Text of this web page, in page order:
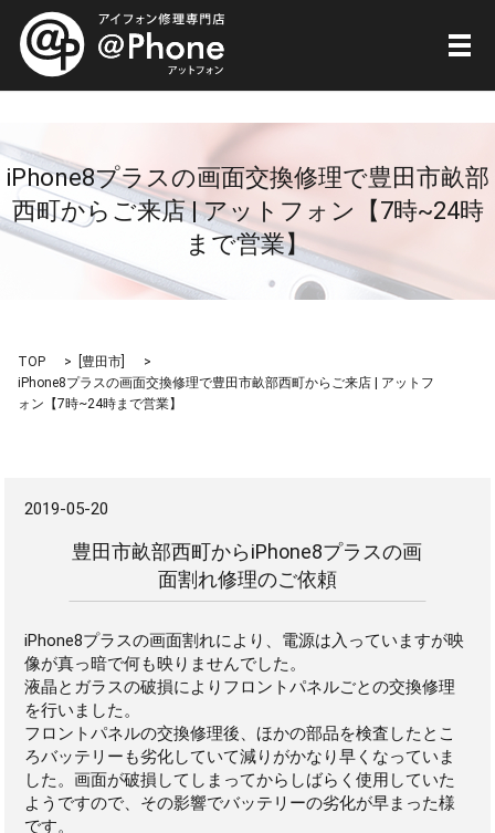
メ
iPhone8プラスの画面交換修理で豊田市畝部
西町からご来店 | アットフォン【7時~24時
まで営業】
TOP 豊田市
iPhone8プラスの画面交換修理で豊田市畝部西町からご来店 | アットフ
ォン【7時~24時まで営業】
2019-05-20
豊田市畝部西町からiPhone8プラスの画
面割れ修理のご依頼
iPhone8プラスの画面割れにより、電源は入っていますが映
像が真っ暗で何も映りませんでした。
液晶とガラスの破損によりフロントパネルごとの交換修理
を行いました。
フロントパネルの交換修理後、ほかの部品を検査したとこ
ろバッテリーも劣化していて減りがかなり早くなっていま
した。画面が破損してしまってからしばらく使用していた
ようですので、その影響でバッテリーの劣化が早まった様
です。